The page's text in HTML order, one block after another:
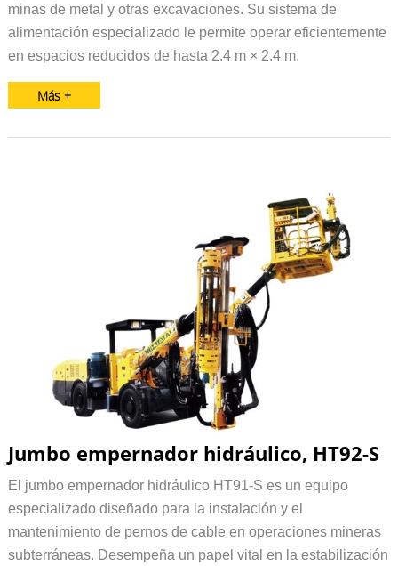
minas de metal y otras excavaciones. Su sistema de
alimentación especializado le permite operar eficientemente
en espacios reducidos de hasta 2.4 m × 2.4 m.
Más +
Jumbo empernador hidráulico, HT92-S
El jumbo empernador hidráulico HT91-S es un equipo
especializado diseñado para la instalación y el
mantenimiento de pernos de cable en operaciones mineras
subterráneas. Desempeña un papel vital en la estabilización